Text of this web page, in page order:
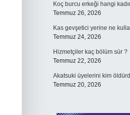
Koç burcu erkeği hangi
Temmuz 26, 2026
Kas gevşetici yerine ne
Temmuz 24, 2026
Hizmetçiler kaç bölüm sür ?
Temmuz 22, 2026
Akatsuki üyelerini kim
Temmuz 20, 2026